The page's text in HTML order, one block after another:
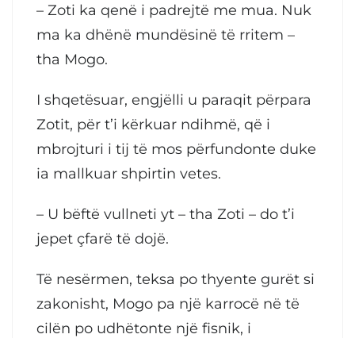
– Zoti ka qenë i padrejtë me mua. Nuk
ma ka dhënë mundësinë të rritem –
tha Mogo.
I shqetësuar, engjëlli u paraqit përpara
Zotit, për t’i kërkuar ndihmë, që i
mbrojturi i tij të mos përfundonte duke
ia mallkuar shpirtin vetes.
– U bëftë vullneti yt – tha Zoti – do t’i
jepet çfarë të dojë.
Të nesërmen, teksa po thyente gurët si
zakonisht, Mogo pa një karrocë në të
cilën po udhëtonte një fisnik, i